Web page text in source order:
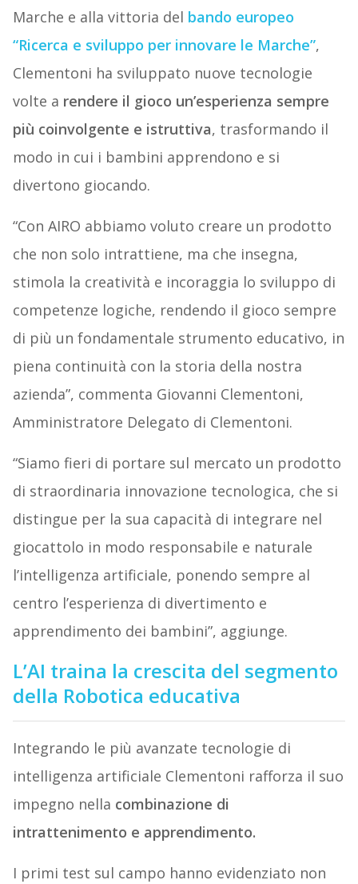
Marche e alla vittoria del bando europeo
“Ricerca e sviluppo per innovare le Marche”,
Clementoni ha sviluppato nuove tecnologie
volte a rendere il gioco un’esperienza sempre
più coinvolgente e istruttiva, trasformando il
modo in cui i bambini apprendono e si
divertono giocando.
“Con AIRO abbiamo voluto creare un prodotto
che non solo intrattiene, ma che insegna,
stimola la creatività e incoraggia lo sviluppo di
competenze logiche, rendendo il gioco sempre
di più un fondamentale strumento educativo, in
piena continuità con la storia della nostra
azienda”, commenta Giovanni Clementoni,
Amministratore Delegato di Clementoni.
“Siamo fieri di portare sul mercato un prodotto
di straordinaria innovazione tecnologica, che si
distingue per la sua capacità di integrare nel
giocattolo in modo responsabile e naturale
l’intelligenza artificiale, ponendo sempre al
centro l’esperienza di divertimento e
apprendimento dei bambini”, aggiunge.
L’AI traina la crescita del segmento
della Robotica educativa
Integrando le più avanzate tecnologie di
intelligenza artificiale Clementoni rafforza il suo
impegno nella combinazione di
intrattenimento e apprendimento.
I primi test sul campo hanno evidenziato non